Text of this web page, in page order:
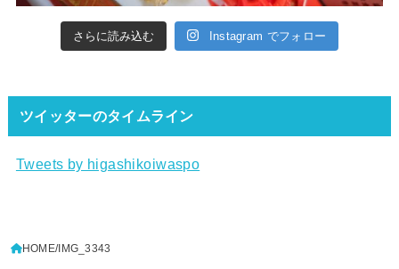
さらに読み込む Instagram でフォロー
ツイッターのタイムライン
Tweets by higashikoiwaspo
HOME IMG_3343